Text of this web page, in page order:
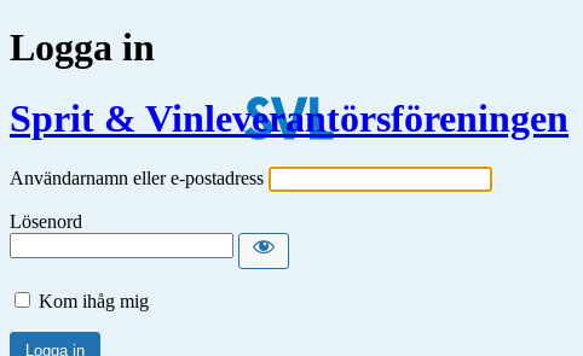
Logga in
Sprit & Vinleverantörsföreningen
Användarnamn eller e-postadress
Lösenord
Kom ihåg mig